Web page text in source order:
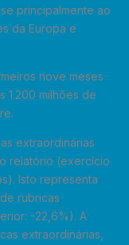
principalmente ao
da Europa e
nove meses
1.200 milhões de
extraordinárias
relatório (exercício
Isto representa
rubricas
-22,6%). A
extraordinárias,